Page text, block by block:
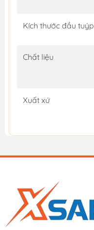
Kích thước đầu tuýp
Chất liệu
Xuất xứ